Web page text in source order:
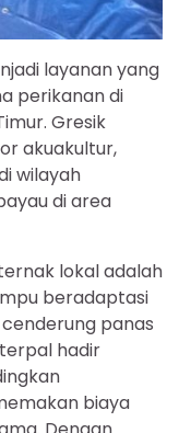
layanan yang
perikanan di
Gresik
akuakultur,
wilayah
di area
lokal adalah
beradaptasi
panas
hadir
biaya